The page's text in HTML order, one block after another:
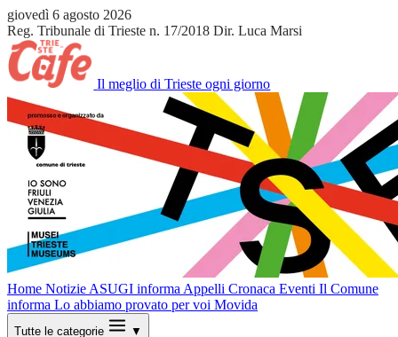
giovedì 6 agosto 2026
Reg. Tribunale di Trieste n. 17/2018 Dir. Luca Marsi
Il meglio di Trieste ogni giorno
Home Notizie ASUGI informa Appelli Cronaca Eventi Il Comune
informa Lo abbiamo provato per voi Movida
Tutte le categorie ▼